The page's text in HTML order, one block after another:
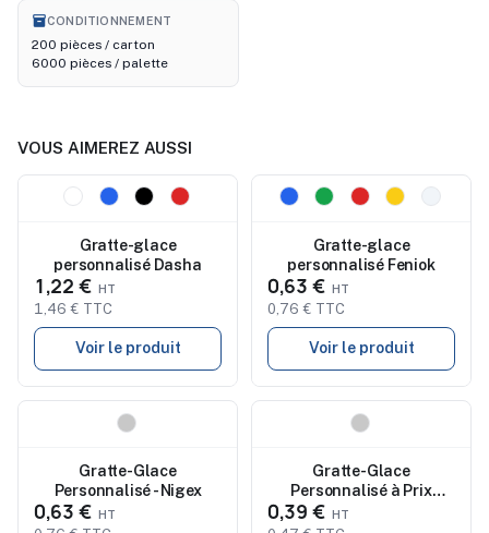
inventory_2
CONDITIONNEMENT
200 pièces / carton
6000 pièces / palette
VOUS AIMEREZ AUSSI
Nouveau
Gratte-glace
personnalisé Dasha
1,22 €
1,46 € TTC
Voir le produit
Nouveau
Gratte-glace
personnalisé Feniok
0,63 €
0,76 € TTC
Voir le produit
Gratte-Glace
Personnalisé - Nigex
0,63 €
Gratte-Glace
Personnalisé à Prix
Abordable Nafa
0,39 €